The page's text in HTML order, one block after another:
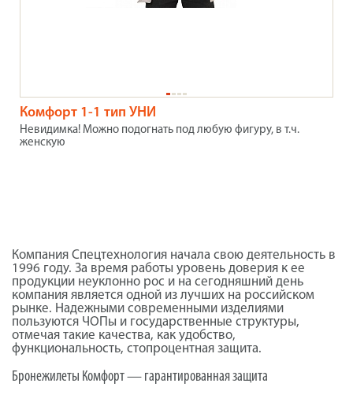
Комфорт 1-1 тип УНИ
Невидимка! Можно подогнать под любую фигуру, в т.ч.
женскую
Компания Спецтехнология начала свою деятельность в
1996 году. За время работы уровень доверия к ее
продукции неуклонно рос и на сегодняшний день
компания является одной из лучших на российском
рынке. Надежными современными изделиями
пользуются ЧОПы и государственные структуры,
отмечая такие качества, как удобство,
функциональность, стопроцентная защита.
Бронежилеты Комфорт — гарантированная защита